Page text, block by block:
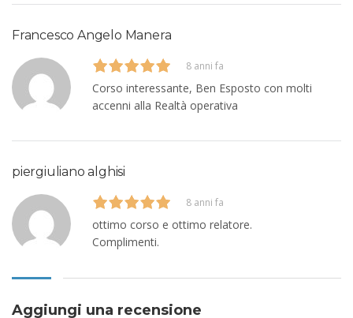
Francesco Angelo Manera
8 anni fa
Corso interessante, Ben Esposto con molti
accenni alla Realtà operativa
piergiuliano alghisi
8 anni fa
ottimo corso e ottimo relatore.
Complimenti.
Aggiungi una recensione